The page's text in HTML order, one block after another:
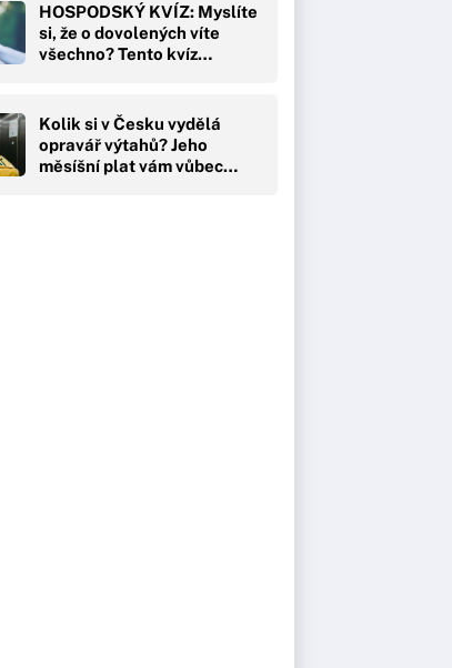
HOSPODSKÝ KVÍZ: Myslíte
si, že o dovolených víte
všechno? Tento kvíz…
Kolik si v Česku vydělá
opravář výtahů? Jeho
měsíšní plat vám vůbec…